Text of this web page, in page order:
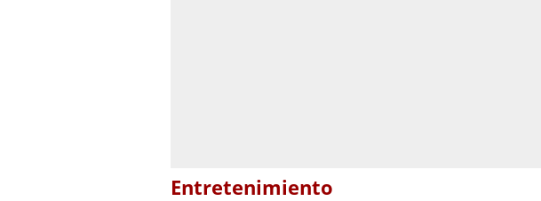
Entretenimiento